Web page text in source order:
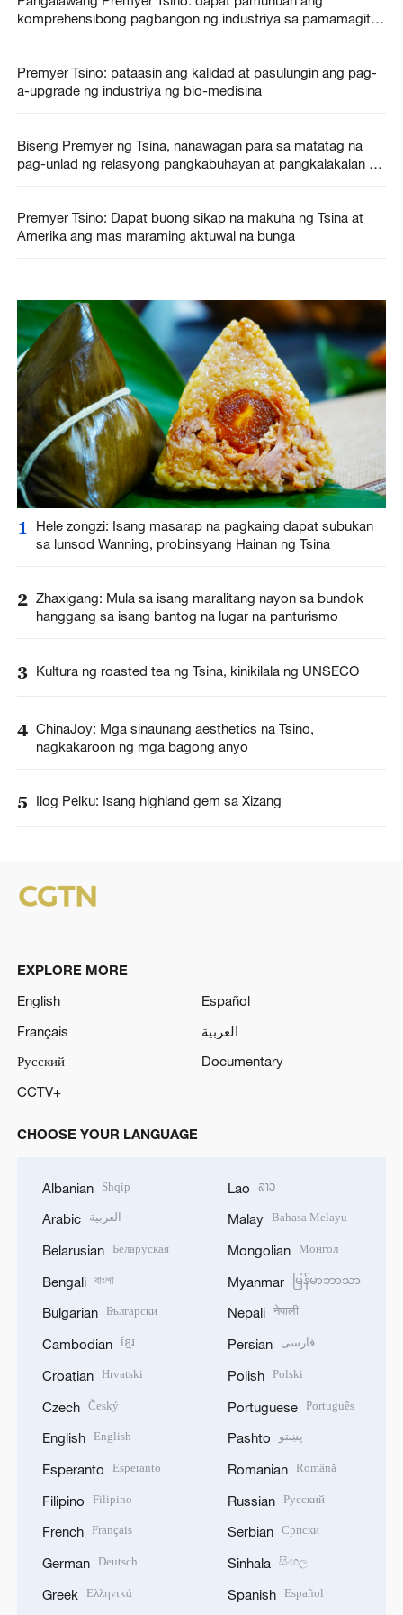
komprehensibong pagbangon ng industriya sa pamamagitan
Premyer Tsino: pataasin ang kalidad at pasulungin ang pag-
a-upgrade ng industriya ng bio-medisina
Biseng Premyer ng Tsina, nanawagan para sa matatag na
pag-unlad ng relasyong pangkabuhayan at pangkalakalan ng
Premyer Tsino: Dapat buong sikap na makuha ng Tsina at
Amerika ang mas maraming aktuwal na bunga
1
Hele zongzi: Isang masarap na pagkaing dapat subukan
sa lunsod Wanning, probinsyang Hainan ng Tsina
2 Zhaxigang: Mula sa isang maralitang nayon sa bundok
hanggang sa isang bantog na lugar na panturismo
3 Kultura ng roasted tea ng Tsina, kinikilala ng UNSECO
4 ChinaJoy: Mga sinaunang aesthetics na Tsino,
nagkakaroon ng mga bagong anyo
5 Ilog Pelku: Isang highland gem sa Xizang
EXPLORE MORE
English
Español
Français
العربية
Русский
Documentary
CCTV+
CHOOSE YOUR LANGUAGE
Albanian Shqip
Arabic العربية
Belarusian Беларуская
Bengali বাংলা
Bulgarian Български
Cambodian ខ្មែរ
Croatian Hrvatski
Czech Český
English English
Esperanto Esperanto
Filipino Filipino
French Français
German Deutsch
Greek Ελληνικά
Lao ລາວ
Malay Bahasa Melayu
Mongolian Монгол
Myanmar မြန်မာဘာသာ
Nepali नेपाली
Persian فارسی
Polish Polski
Portuguese Português
Pashto پښتو
Romanian Română
Russian Русский
Serbian Српски
Sinhala සිංහල
Spanish Español